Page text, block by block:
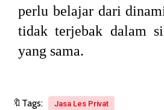
perlu belajar dari
tidak terjebak dalam
yang sama.
🔖Tags: Jasa Les Privat